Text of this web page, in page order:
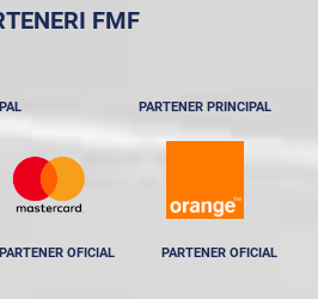
FMF
PARTENER PRINCIPAL
PARTENER OFICIAL PARTENER OFICIAL